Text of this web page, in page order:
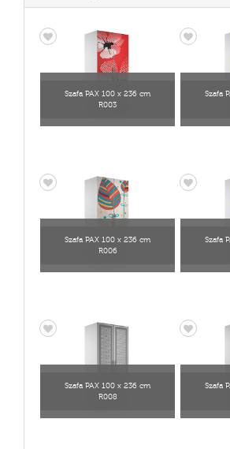
Szafa PAX 100 x 236 cm
R003
Szafa
Szafa PAX 100 x 236 cm
R006
Szafa
Szafa PAX 100 x 236 cm
R008
Szafa